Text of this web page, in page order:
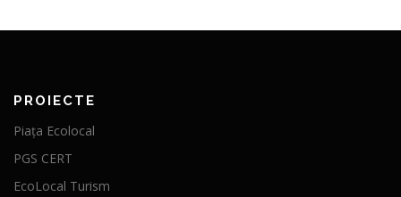
PROIECTE
Piața Ecolocal
PGS CERT
EcoLocal Turism